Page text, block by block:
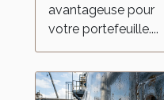
avantageuse pour
votre portefeuille....